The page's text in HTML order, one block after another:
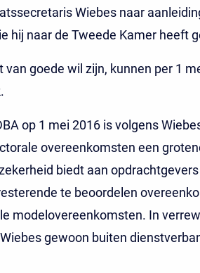
Wiebes naar
hij naar de Tweede Kamer heeft
goede wil zijn, kunnen per 1
op 1 mei 2016 is volgens
overeenkomsten een
biedt aan opdrachtgevers
te beoordelen
modelovereenkomsten. In
gewoon buiten